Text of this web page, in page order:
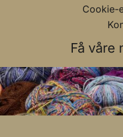
Cookie-
Få våre